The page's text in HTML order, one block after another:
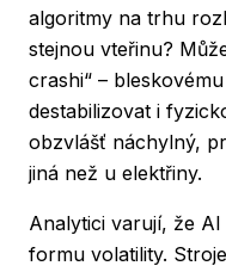
algoritmy na trhu
stejnou vteřinu?
crashi“ –
destabilizovat i
obzvlášť náchylný,
jiná než u elektřiny.
Analytici varují, že
formu volatility.